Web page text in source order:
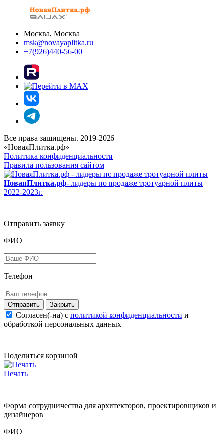
Москва, Москва
msk@novayaplitka.ru
+7(926)440-56-00
Все права защищены. 2019-2026
«НоваяПлитка.рф»
Политика конфиденциальности
Правила пользования сайтом
НоваяПлитка.рф- лидеры по продаже тротуарной плиты
2022-2023г.
Отправить заявку
ФИО
Телефон
Закрыть
Согласен(-на) c политикой конфиденциальности и
обработкой персональных данных
Поделиться корзиной
Печать
Форма сотрудничества для архитекторов, проектировщиков и
дизайнеров
ФИО